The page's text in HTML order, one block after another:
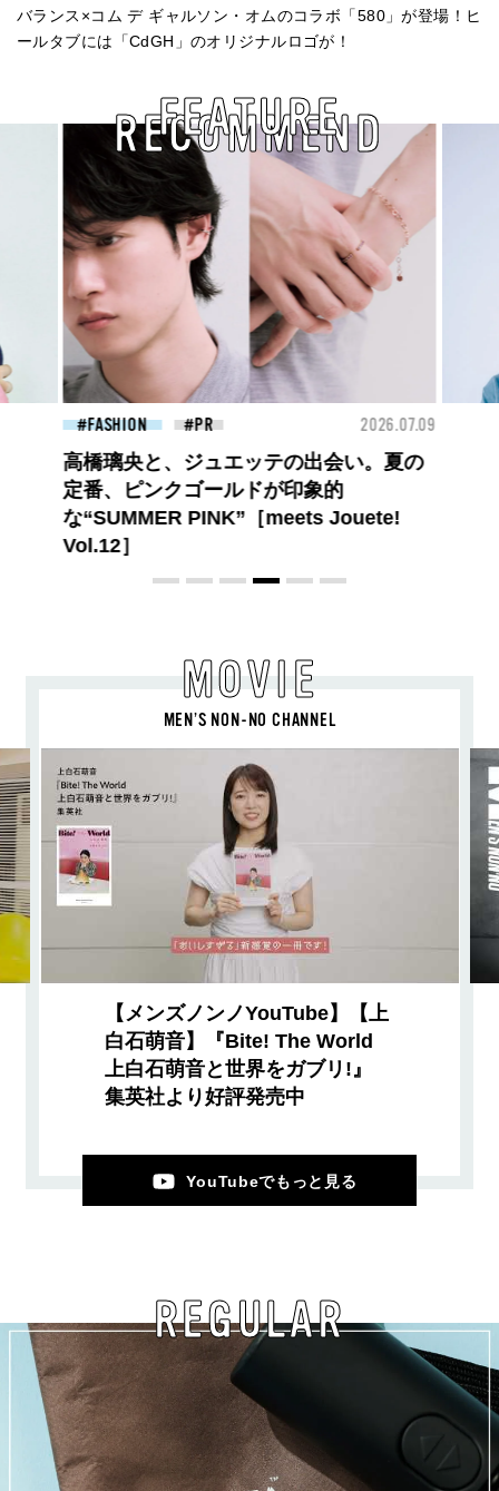
バランス×コム デ ギャルソン・オムのコラボ「580」が登場！ヒ
ールタブには「CdGH」のオリジナルロゴが！
RECOMMEND
FEATURE
BEAUTY 2026.07.09
夏のパーマ、さらにあか抜け。N.（エヌ
ドット）のスタイリングアイテムで作る
旬ヘアのテクニックを、人気３サロンに
教わった！
MOVIE
MEN’S NON-NO CHANNEL
【メンズノンノYouTube】【上
白石萌音】『Bite! The World
上白石萌音と世界をガブリ!』
集英社より好評発売中
YouTubeでもっと見る
REGULAR